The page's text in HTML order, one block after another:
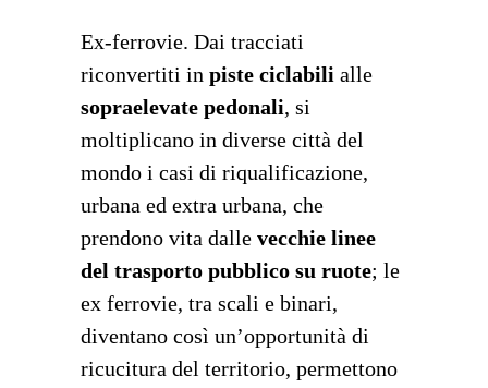
Ex-ferrovie. Dai tracciati
riconvertiti in piste ciclabili alle
sopraelevate pedonali, si
moltiplicano in diverse città del
mondo i casi di riqualificazione,
urbana ed extra urbana, che
prendono vita dalle vecchie linee
del trasporto pubblico su ruote; le
ex ferrovie, tra scali e binari,
diventano così un’opportunità di
ricucitura del territorio, permettono